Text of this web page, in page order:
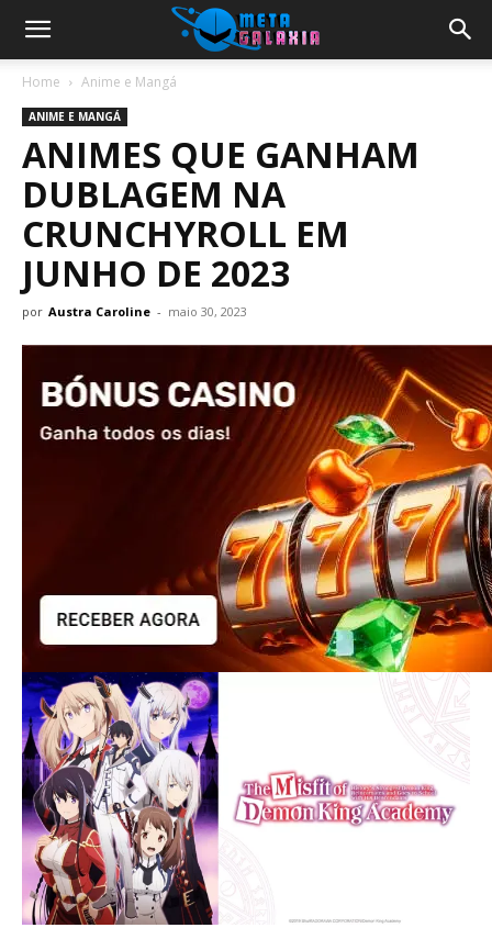
Home Anime e Mangá
ANIME E MANGÁ
ANIMES QUE GANHAM
DUBLAGEM NA
CRUNCHYROLL EM
JUNHO DE 2023
por Austra Caroline - maio 30, 2023